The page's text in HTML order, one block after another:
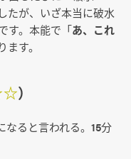
たが、いざ本当に破水
す。本能で「あ、これ
ます。
）
なると言われる。15分